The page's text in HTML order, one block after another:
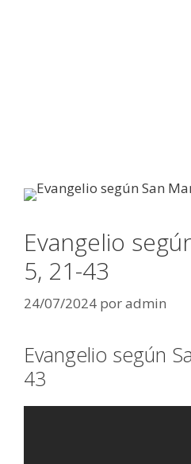
Evangelio
5, 21-43
24/07/2024 poradmin
Evangelio según
43